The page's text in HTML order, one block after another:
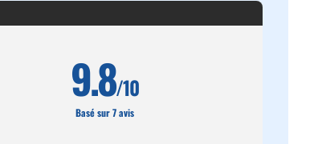
9.8/10
Basé sur 7 avis